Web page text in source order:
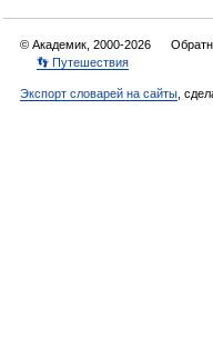
© Академик, 2000-2026
👣 Путешествия
Экспорт словарей на сайты ,